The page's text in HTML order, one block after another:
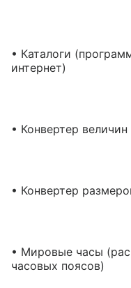
• Каталоги
интернет)
• Конвертер величин
• Конвертер
• Мировые часы
часовых поясов)